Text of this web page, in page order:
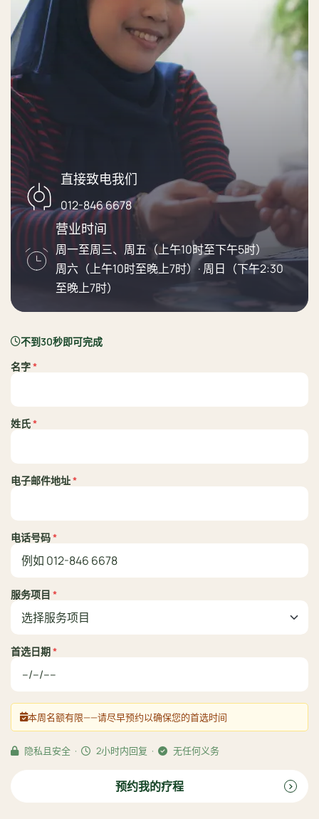
直接致电我们
012-846 6678
营业时间
周一至周三、周五（上午10时至下午5时）
周六（上午10时至晚上7时）· 周日（下午2:30
至晚上7时）
不到30秒即可完成
名字*
姓氏*
电子邮件地址*
电话号码*
服务项目 *
首选日期*
本周名额有限——请尽早预约以确保您的首选时间
隐私且安全 · 2小时内回复 · 无任何义务
预约我的疗程